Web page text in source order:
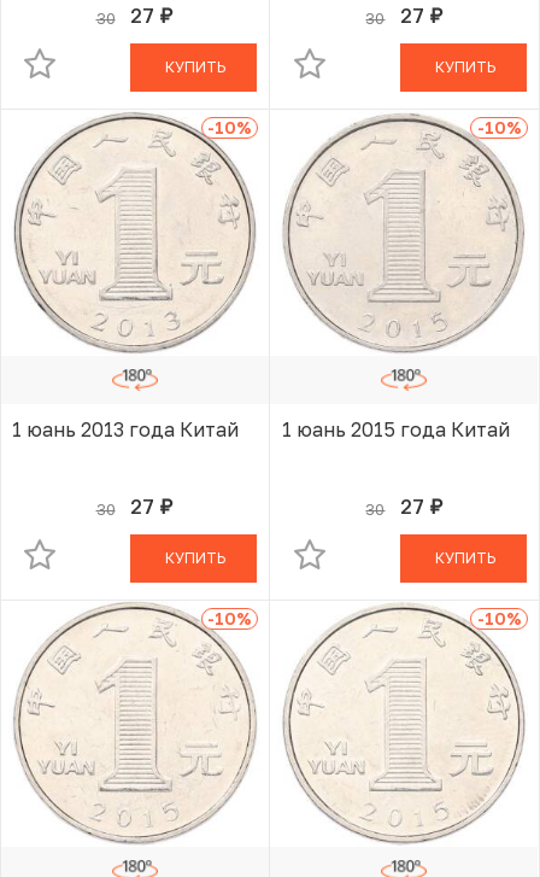
30 27 руб.
В КОРЗИНЕ
КУПИТЬ
30 27 руб.
В КОРЗИНЕ
КУПИТЬ
-10%
1 юань 2013 года Китай
30 27 руб.
В КОРЗИНЕ
КУПИТЬ
-10%
1 юань 2015 года Китай
30 27 руб.
В КОРЗИНЕ
КУПИТЬ
-10% -10%